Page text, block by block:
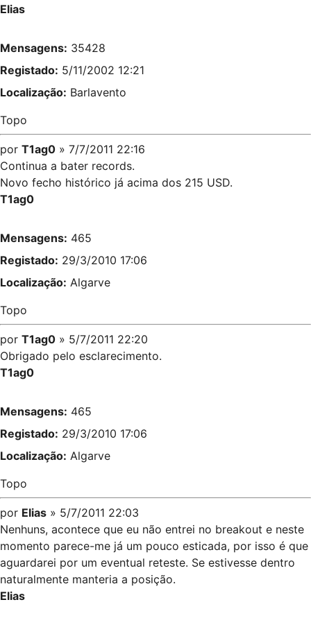
Elias
Mensagens: 35428
Registado: 5/11/2002 12:21
Localização: Barlavento
Topo
por T1ag0 » 7/7/2011 22:16
Continua a bater records.
Novo fecho histórico já acima dos 215 USD.
T1ag0
Mensagens: 465
Registado: 29/3/2010 17:06
Localização: Algarve
Topo
por T1ag0 » 5/7/2011 22:20
Obrigado pelo esclarecimento.
T1ag0
Mensagens: 465
Registado: 29/3/2010 17:06
Localização: Algarve
Topo
por Elias » 5/7/2011 22:03
Nenhuns, acontece que eu não entrei no breakout e neste
momento parece-me já um pouco esticada, por isso é que
aguardarei por um eventual reteste. Se estivesse dentro
naturalmente manteria a posição.
Elias